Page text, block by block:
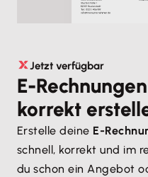
Jetzt verfügbar
E-
korrekt
Erstelle deine E-
schnell, korrekt und im
du schon ein Angebot